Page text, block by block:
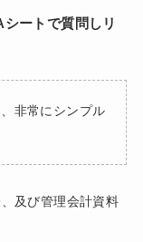
ートで質問しリ
非常にシンプル
及び管理会計資料